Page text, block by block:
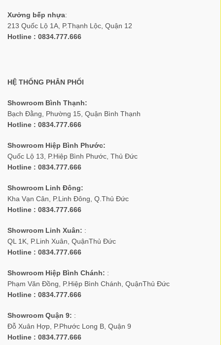
Xưởng bếp nhựa:
213 Quốc Lộ 1A, P.Thạnh Lộc, Quận 12
Hotline : 0834.777.666
HỆ THỐNG PHÂN PHỐI
Showroom Bình Thạnh:
Bạch Đằng, Phường 15, Quận Bình Thạnh
Hotline : 0834.777.666
Showroom Hiệp Bình Phước:
Quốc Lộ 13, P.Hiệp Bình Phước, Thủ Đức
Hotline : 0834.777.666
Showroom Linh Đông:
Kha Vạn Cân, P.Linh Đông, Q.Thủ Đức
Hotline : 0834.777.666
Showroom Linh Xuân: :
QL 1K, P.Linh Xuân, QuậnThủ Đức
Hotline : 0834.777.666
Showroom Hiệp Bình Chánh: :
Phạm Văn Đồng, P.Hiệp Bình Chánh, QuậnThủ Đức
Hotline : 0834.777.666
Showroom Quận 9: :
Đỗ Xuân Hợp, P.Phước Long B, Quận 9
Hotline : 0834.777.666